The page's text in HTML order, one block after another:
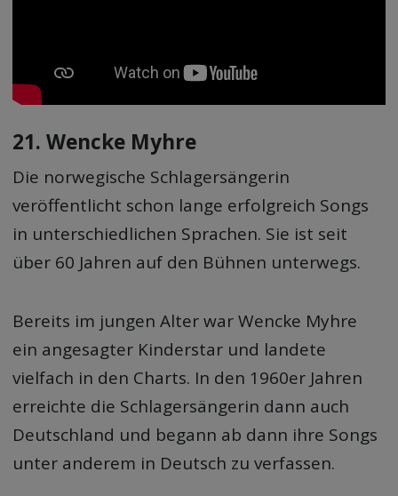
21. Wencke Myhre
Die norwegische Schlagersängerin
veröffentlicht schon lange erfolgreich Songs
in unterschiedlichen Sprachen. Sie ist seit
über 60 Jahren auf den Bühnen unterwegs.
Bereits im jungen Alter war Wencke Myhre
ein angesagter Kinderstar und landete
vielfach in den Charts. In den 1960er Jahren
erreichte die Schlagersängerin dann auch
Deutschland und begann ab dann ihre Songs
unter anderem in Deutsch zu verfassen.